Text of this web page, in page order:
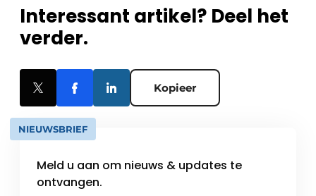
Interessant artikel? Deel het
verder.
Kopieer
NIEUWSBRIEF
Meld u aan om nieuws & updates te
ontvangen.